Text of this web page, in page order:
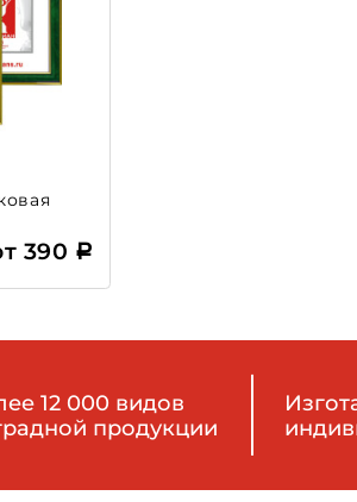
390
12 000 видов
продукции